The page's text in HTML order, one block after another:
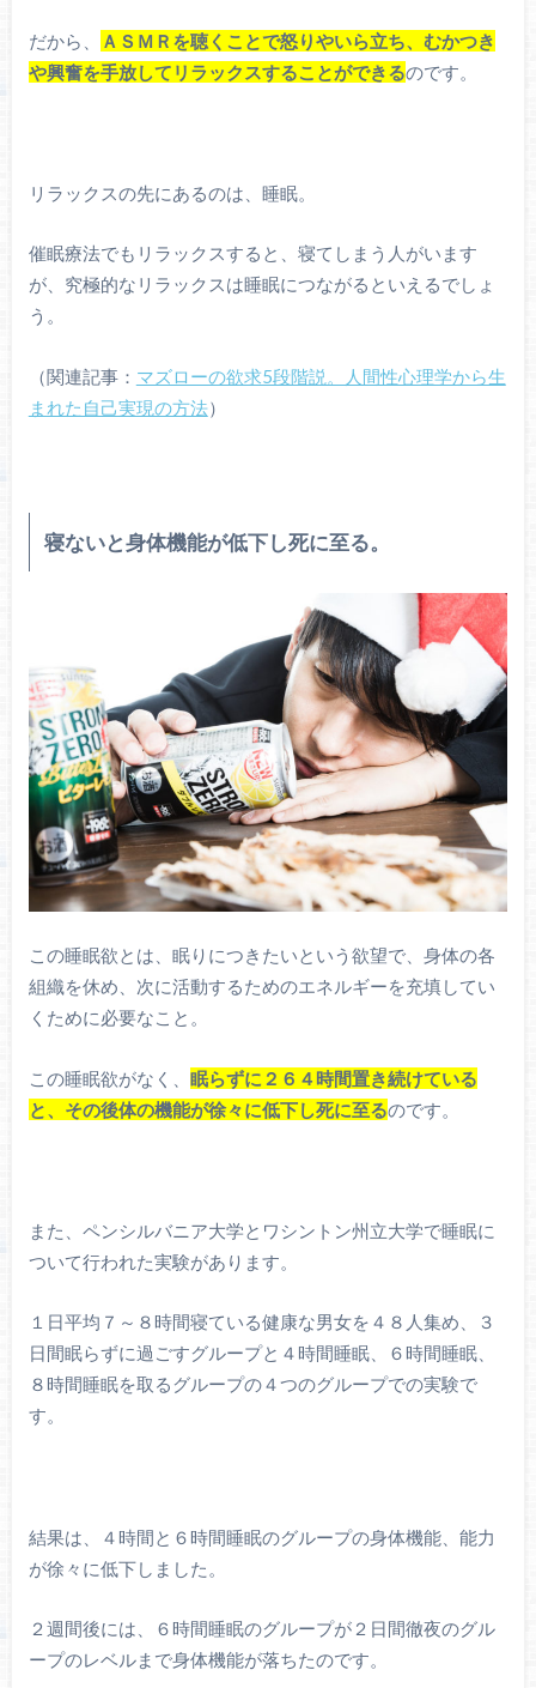
だから、
ＡＳＭＲを聴くことで怒りやいら立ち、むかつき
や興奮を手放してリラックスすることができるのです。
リラックスの先にあるのは、睡眠。
催眠療法でもリラックスすると、寝てしまう人がいます
が、究極的なリラックスは睡眠につながるといえるでしょ
う。
（関連記事： マズローの欲求5段階説。人間性心理学から生
まれた自己実現の方法）
寝ないと身体機能が低下し死に至る。
この睡眠欲とは、眠りにつきたいという欲望で、身体の各
組織を休め、次に活動するためのエネルギーを充填してい
くために必要なこと。
この睡眠欲がなく、 眠らずに２６４時間置き続けている
と、その後体の機能が徐々に低下し死に至るのです。
また、ペンシルバニア大学とワシントン州立大学で睡眠に
ついて行われた実験があります。
１日平均７～８時間寝ている健康な男女を４８人集め、３
日間眠らずに過ごすグループと４時間睡眠、６時間睡眠、
８時間睡眠を取るグループの４つのグループでの実験で
す。
結果は、４時間と６時間睡眠のグループの身体機能、能力
が徐々に低下しました。
２週間後には、６時間睡眠のグループが２日間徹夜のグル
ープのレベルまで身体機能が落ちたのです。